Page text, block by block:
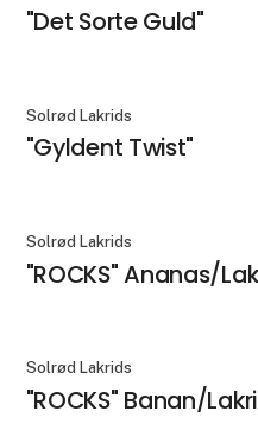
"Det Sorte Guld"
Solrød Lakrids
"Gyldent Twist"
Solrød Lakrids
"ROCKS" Ananas/
Solrød Lakrids
"ROCKS" Banan/